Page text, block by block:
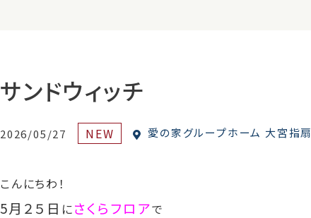
サンドウィッチ
2026/05/27 NEW 愛の家グループホーム 大宮指扇
こんにちわ！
5月２５日 にさくらフロアで